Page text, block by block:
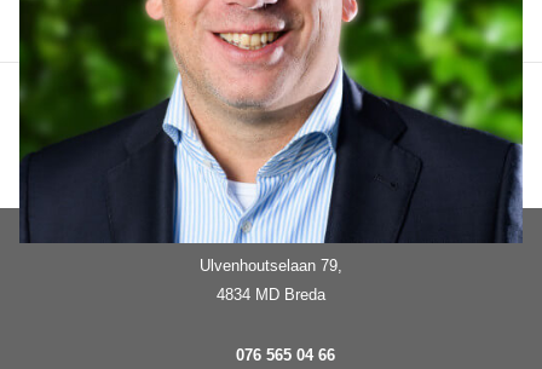
Ulvenhoutselaan 79,
4834 MD Breda
076 565 04 66